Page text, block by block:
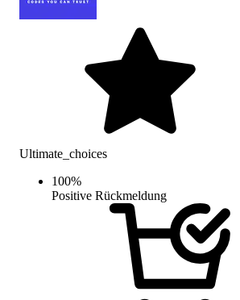
Ultimate_choices
100%
Positive Rückmeldung